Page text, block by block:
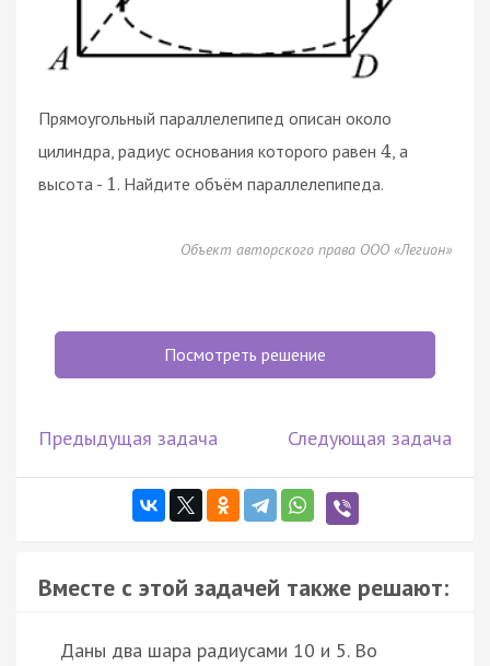
Прямоугольный параллелепипед описан около
цилиндра, радиус основания которого равен 4, а
высота - 1. Найдите объём параллелепипеда.
Объект авторского права ООО «Легион»
Посмотреть решение
Предыдущая задача Следующая задача
Вместе с этой задачей также решают:
Даны два шара радиусами 10 и 5. Во